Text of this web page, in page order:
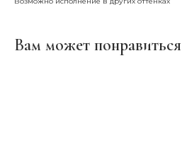
Вам может понравиться